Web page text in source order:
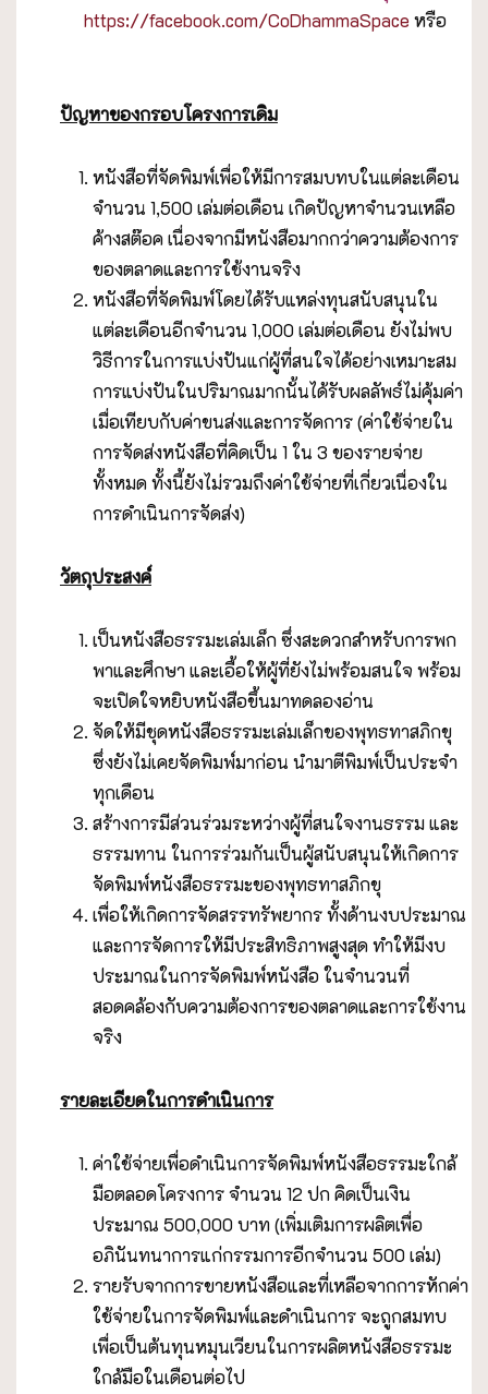
https://facebook.com/CoDhammaSpace หรือ
ปัญหาของกรอบโครงการเดิม
หนังสือที่จัดพิมพ์เพื่อให้มีการสมบทบในแต่ละเดือน
จำนวน 1,500 เล่มต่อเดือน เกิดปัญหาจำนวนเหลือ
ค้างสต๊อค เนื่องจากมีหนังสือมากกว่าความต้องการ
ของตลาดและการใช้งานจริง
หนังสือที่จัดพิมพ์โดยได้รับแหล่งทุนสนับสนุนใน
แต่ละเดือนอีกจำนวน 1,000 เล่มต่อเดือน ยังไม่พบ
วิธีการในการแบ่งปันแก่ผู้ที่สนใจได้อย่างเหมาะสม
การแบ่งปันในปริมาณมากนั้นได้รับผลลัพธ์ไม่คุ้มค่า
เมื่อเทียบกับค่าขนส่งและการจัดการ (ค่าใช้จ่ายใน
การจัดส่งหนังสือที่คิดเป็น 1 ใน 3 ของรายจ่าย
ทั้งหมด ทั้งนี้ยังไม่รวมถึงค่าใช้จ่ายที่เกี่ยวเนื่องใน
การดำเนินการจัดส่ง)
วัตถุประสงค์
เป็นหนังสือธรรมะเล่มเล็ก ซึ่งสะดวกสำหรับการพก
พาและศึกษา และเอื้อให้ผู้ที่ยังไม่พร้อมสนใจ พร้อม
จะเปิดใจหยิบหนังสือขึ้นมาทดลองอ่าน
จัดให้มีชุดหนังสือธรรมะเล่มเล็กของพุทธทาสภิกขุ
ซึ่งยังไม่เคยจัดพิมพ์มาก่อน นำมาตีพิมพ์เป็นประจำ
ทุกเดือน
สร้างการมีส่วนร่วมระหว่างผู้ที่สนใจงานธรรม และ
ธรรมทาน ในการร่วมกันเป็นผู้สนับสนุนให้เกิดการ
จัดพิมพ์หนังสือธรรมะของพุทธทาสภิกขุ
เพื่อให้เกิดการจัดสรรทรัพยากร ทั้งด้านงบประมาณ
และการจัดการให้มีประสิทธิภาพสูงสุด ทำให้มีงบ
ประมาณในการจัดพิมพ์หนังสือ ในจำนวนที่
สอดคล้องกับความต้องการของตลาดและการใช้งาน
จริง
รายละเอียดในการดำเนินการ
ค่าใช้จ่ายเพื่อดำเนินการจัดพิมพ์หนังสือธรรมะใกล้
มือตลอดโครงการ จำนวน 12 ปก คิดเป็นเงิน
ประมาณ 500,000 บาท (เพิ่มเติมการผลิตเพื่อ
อภินันทนาการแก่กรรมการอีกจำนวน 500 เล่ม)
รายรับจากการขายหนังสือและที่เหลือจากการหักค่า
ใช้จ่ายในการจัดพิมพ์และดำเนินการ จะถูกสมทบ
เพื่อเป็นต้นทุนหมุนเวียนในการผลิตหนังสือธรรมะ
ใกล้มือในเดือนต่อไป